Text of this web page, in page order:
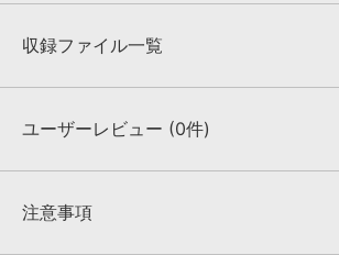
収録ファイル一覧
収録ファイル一覧
ユーザーレビュー (0件)
★★★★★
注意事項